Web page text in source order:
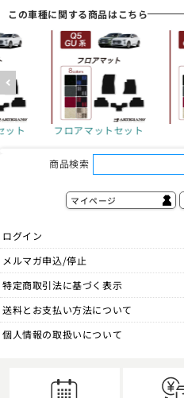
この車種に関する商品はこちら
ット トランクマット
商品検索
マイページ
ログイン
メルマガ申込/停止
特定商取引法に基づく表示
送料とお支払い方法について
個人情報の取扱いについて